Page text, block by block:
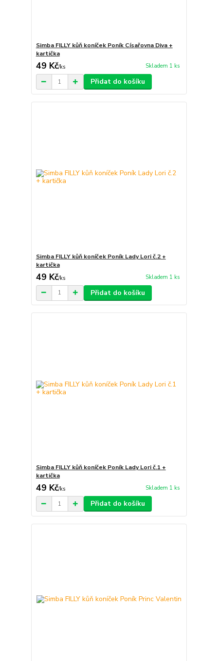
Simba FILLY kůň koníček Poník Císařovna Diva +
kartička
49 Kč/ks Skladem 1 ks
Přidat do košíku
Simba FILLY kůň koníček Poník Lady Lori č.2 +
kartička
49 Kč/ks Skladem 1 ks
Přidat do košíku
Simba FILLY kůň koníček Poník Lady Lori č.1 +
kartička
49 Kč/ks Skladem 1 ks
Přidat do košíku